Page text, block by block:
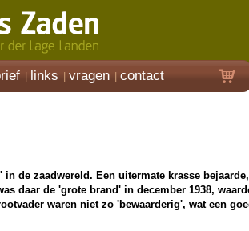
links vragen contact
de zaadwereld. Een uitermate krasse
daar de 'grote brand' in december 1938,
waren niet zo 'bewaarderig', wat een